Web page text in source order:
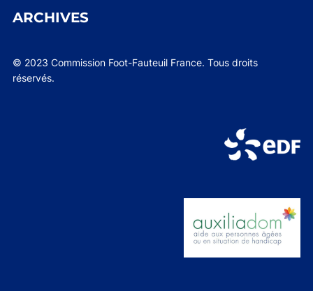
ARCHIVES
© 2023 Commission Foot-Fauteuil France. Tous droits
réservés.